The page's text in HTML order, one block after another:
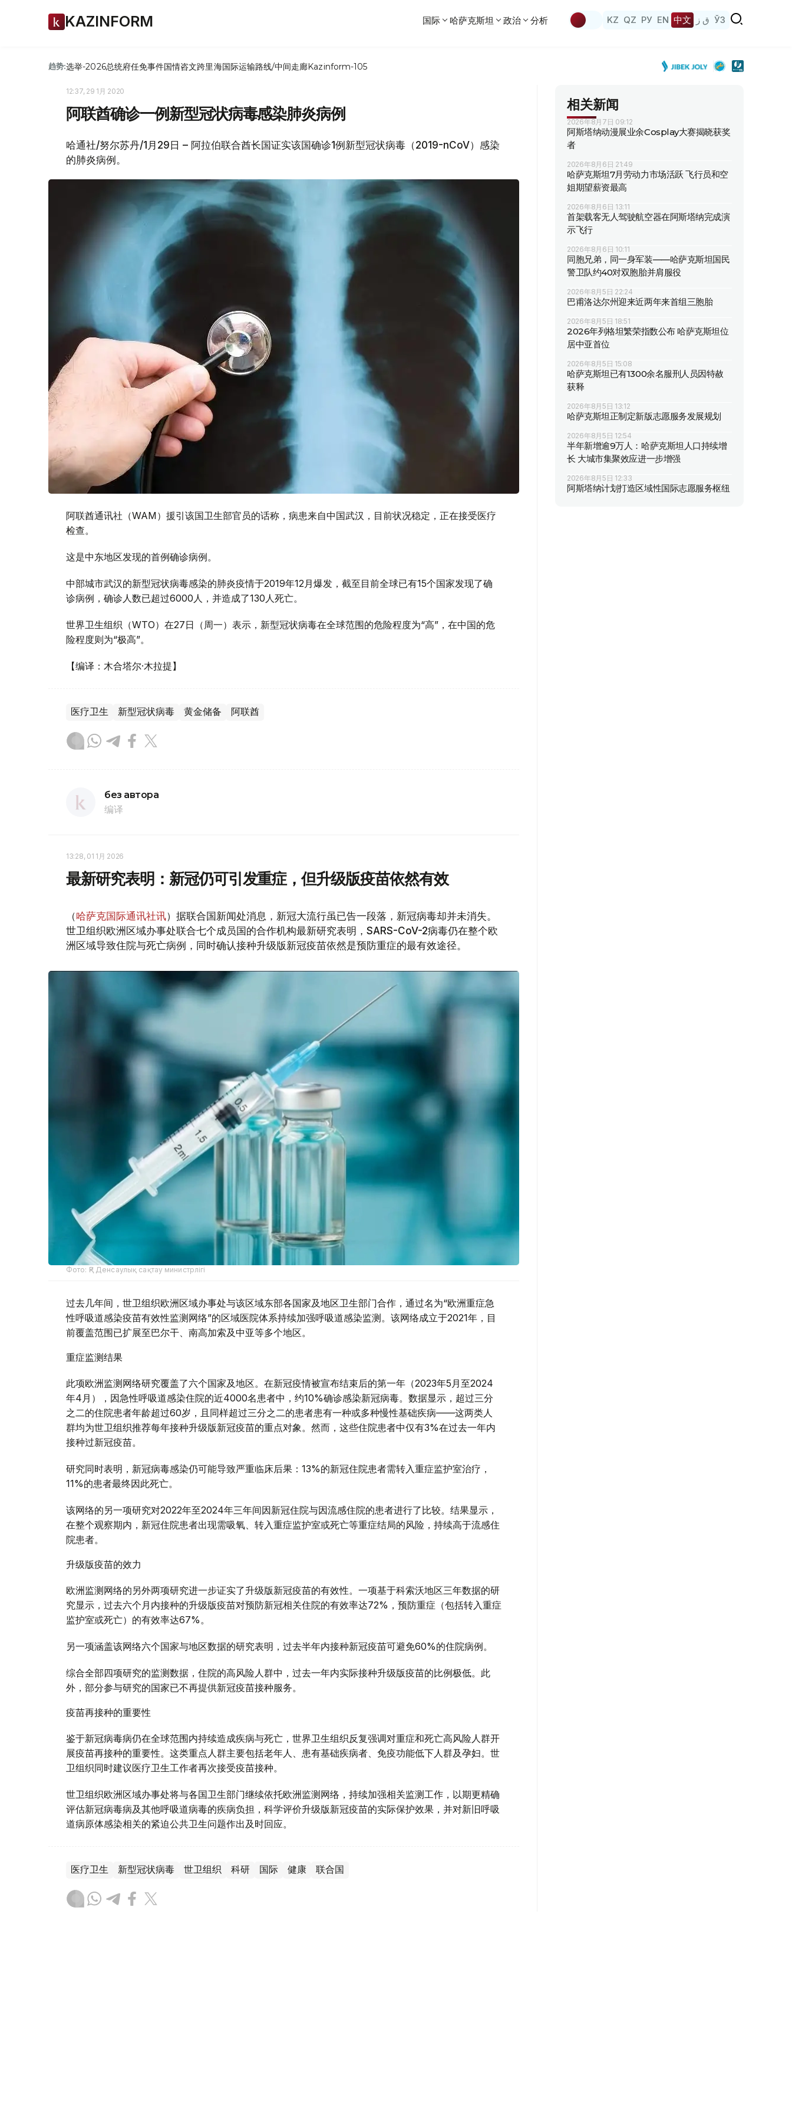
KAZINFORM 国际 哈萨克斯坦 政治 分析 KZ QZ РУ EN 中文 ق ز ЎЗ
趋势:选举-2026总统府任免事件国情咨文跨里海国际运输路线/中间走廊Kazinform-105
12:37, 29 1月 2020
阿联酋确诊一例新型冠状病毒感染肺炎病例
哈通社/努尔苏丹/1月29日 – 阿拉伯联合酋长国证实该国确诊1例新型冠状病毒（2019-nCoV）感染
的肺炎病例。
阿联酋通讯社（WAM）援引该国卫生部官员的话称，病患来自中国武汉，目前状况稳定，正在接受医疗
检查。
这是中东地区发现的首例确诊病例。
中部城市武汉的新型冠状病毒感染的肺炎疫情于2019年12月爆发，截至目前全球已有15个国家发现了确
诊病例，确诊人数已超过6000人，并造成了130人死亡。
世界卫生组织（WTO）在27日（周一）表示，新型冠状病毒在全球范围的危险程度为“高”，在中国的危
险程度则为“极高”。
【编译：木合塔尔·木拉提】
医疗卫生 新型冠状病毒 黄金储备 阿联酋
без автора
编译
13:28, 01 1月 2026
最新研究表明：新冠仍可引发重症，但升级版疫苗依然有效
（哈萨克国际通讯社讯）据联合国新闻处消息，新冠大流行虽已告一段落，新冠病毒却并未消失。
世卫组织欧洲区域办事处联合七个成员国的合作机构最新研究表明，SARS-CoV-2病毒仍在整个欧
洲区域导致住院与死亡病例，同时确认接种升级版新冠疫苗依然是预防重症的最有效途径。
Фото: ҚР Денсаулық сақтау министрлігі
过去几年间，世卫组织欧洲区域办事处与该区域东部各国家及地区卫生部门合作，通过名为“欧洲重症急
性呼吸道感染疫苗有效性监测网络”的区域医院体系持续加强呼吸道感染监测。该网络成立于2021年，目
前覆盖范围已扩展至巴尔干、南高加索及中亚等多个地区。
重症监测结果
此项欧洲监测网络研究覆盖了六个国家及地区。在新冠疫情被宣布结束后的第一年（2023年5月至2024
年4月），因急性呼吸道感染住院的近4000名患者中，约10%确诊感染新冠病毒。数据显示，超过三分
之二的住院患者年龄超过60岁，且同样超过三分之二的患者患有一种或多种慢性基础疾病——这两类人
群均为世卫组织推荐每年接种升级版新冠疫苗的重点对象。然而，这些住院患者中仅有3%在过去一年内
接种过新冠疫苗。
研究同时表明，新冠病毒感染仍可能导致严重临床后果：13%的新冠住院患者需转入重症监护室治疗，
11%的患者最终因此死亡。
该网络的另一项研究对2022年至2024年三年间因新冠住院与因流感住院的患者进行了比较。结果显示，
在整个观察期内，新冠住院患者出现需吸氧、转入重症监护室或死亡等重症结局的风险，持续高于流感住
院患者。
升级版疫苗的效力
欧洲监测网络的另外两项研究进一步证实了升级版新冠疫苗的有效性。一项基于科索沃地区三年数据的研
究显示，过去六个月内接种的升级版疫苗对预防新冠相关住院的有效率达72%，预防重症（包括转入重症
监护室或死亡）的有效率达67%。
另一项涵盖该网络六个国家与地区数据的研究表明，过去半年内接种新冠疫苗可避免60%的住院病例。
综合全部四项研究的监测数据，住院的高风险人群中，过去一年内实际接种升级版疫苗的比例极低。此
外，部分参与研究的国家已不再提供新冠疫苗接种服务。
疫苗再接种的重要性
鉴于新冠病毒病仍在全球范围内持续造成疾病与死亡，世界卫生组织反复强调对重症和死亡高风险人群开
展疫苗再接种的重要性。这类重点人群主要包括老年人、患有基础疾病者、免疫功能低下人群及孕妇。世
卫组织同时建议医疗卫生工作者再次接受疫苗接种。
世卫组织欧洲区域办事处将与各国卫生部门继续依托欧洲监测网络，持续加强相关监测工作，以期更精确
评估新冠病毒病及其他呼吸道病毒的疾病负担，科学评价升级版新冠疫苗的实际保护效果，并对新旧呼吸
道病原体感染相关的紧迫公共卫生问题作出及时回应。
医疗卫生 新型冠状病毒 世卫组织 科研 国际 健康 联合国
相关新闻
2026年8月7日 09:12
阿斯塔纳动漫展业余Cosplay大赛揭晓获奖
者
2026年8月6日 21:49
哈萨克斯坦7月劳动力市场活跃 飞行员和空
姐期望薪资最高
2026年8月6日 13:11
首架载客无人驾驶航空器在阿斯塔纳完成演
示飞行
2026年8月6日 10:11
同胞兄弟，同一身军装——哈萨克斯坦国民
警卫队约40对双胞胎并肩服役
2026年8月5日 22:24
巴甫洛达尔州迎来近两年来首组三胞胎
2026年8月5日 18:51
2026年列格坦繁荣指数公布 哈萨克斯坦位
居中亚首位
2026年8月5日 15:08
哈萨克斯坦已有1300余名服刑人员因特赦
获释
2026年8月5日 13:12
哈萨克斯坦正制定新版志愿服务发展规划
2026年8月5日 12:54
半年新增逾9万人：哈萨克斯坦人口持续增
长 大城市集聚效应进一步增强
2026年8月5日 12:33
阿斯塔纳计划打造区域性国际志愿服务枢纽